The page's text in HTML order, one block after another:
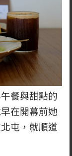
餐與甜點的
在開幕前她
屯，就順道